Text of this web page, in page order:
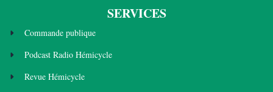
SERVICES
Commande publique
Podcast Radio Hémicycle
Revue Hémicycle